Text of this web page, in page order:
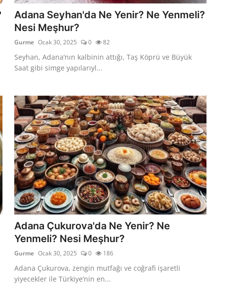
Adana Seyhan'da Ne Yenir? Ne Yenmeli?
Nesi Meşhur?
Gurme Ocak 30, 2025 0 82
Seyhan, Adana’nın kalbinin attığı, Taş Köprü ve Büyük
Saat gibi simge yapılarıyl...
Adana Çukurova'da Ne Yenir? Ne
Yenmeli? Nesi Meşhur?
Gurme Ocak 30, 2025 0 186
Adana Çukurova, zengin mutfağı ve coğrafi işaretli
yiyecekler ile Türkiye’nin en...